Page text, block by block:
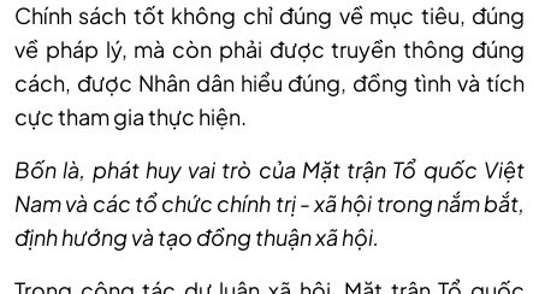
Chính sách tốt không chỉ đúng về mục tiêu, đúng
về pháp lý, mà còn phải được truyền thông đúng
cách, được Nhân dân hiểu đúng, đồng tình và tích
cực tham gia thực hiện.
Bốn là, phát huy vai trò của Mặt trận Tổ quốc Việt
Nam và các tổ chức chính trị - xã hội trong nắm bắt,
định hướng và tạo đồng thuận xã hội.